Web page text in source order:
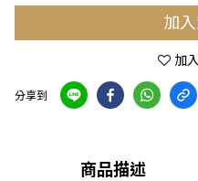
加
加
分享到
商品描述